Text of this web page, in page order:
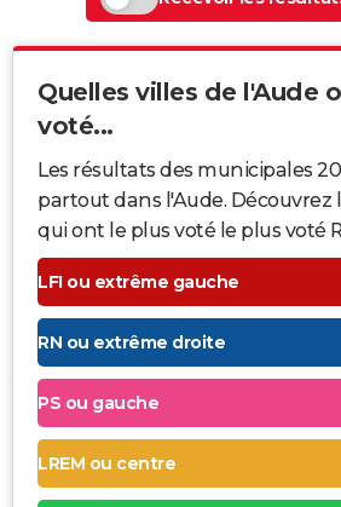
Quelles villes de l'Aude
voté...
Les résultats des municipales
partout dans l'Aude. Découvrez
qui ont le plus voté le plus voté
LFI ou extrême gauche
RN ou extrême droite
PS ou gauche
LREM ou centre